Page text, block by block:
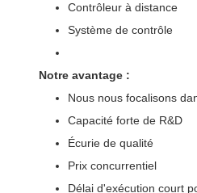
Contrôleur à distance
Système de contrôle
Notre avantage :
Nous nous focalisons
Capacité forte de R&D
Écurie de qualité
Prix concurrentiel
Délai d'exécution court